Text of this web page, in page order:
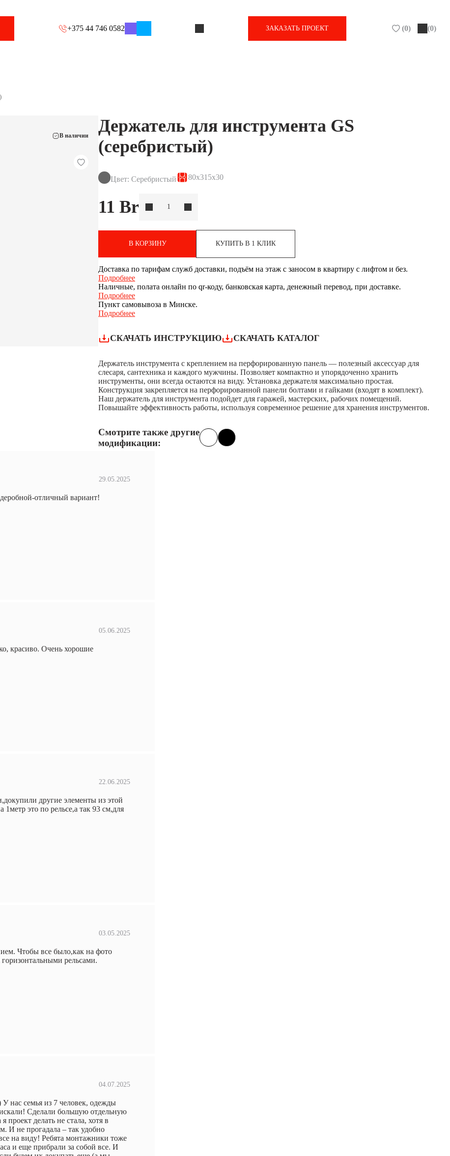
+375 44 746 0582 ЗАКАЗАТЬ ПРОЕКТ (0) (0)
В наличии
Держатель для инструмента GS
(серебристый)
Цвет: Серебристый 80x315x30
11 Br
В КОРЗИНУ КУПИТЬ В 1 КЛИК
Доставка по тарифам служб доставки, подъём на этаж с заносом в квартиру с лифтом и без.
Подробнее
Наличные, полата онлайн по qr-коду, банковская карта, денежный перевод, при доставке.
Подробнее
Пункт самовывоза в Минске.
Подробнее
СКАЧАТЬ ИНСТРУКЦИЮ СКАЧАТЬ КАТАЛОГ
Держатель инструмента с креплением на перфорированную панель — полезный аксессуар для
слесаря, сантехника и каждого мужчины. Позволяет компактно и упорядоченно хранить
инструменты, они всегда остаются на виду. Установка держателя максимально простая.
Конструкция закрепляется на перфорированной панели болтами и гайками (входят в комплект).
Наш держатель для инструмента подойдет для гаражей, мастерских, рабочих помещений.
Повышайте эффективность работы, используя современное решение для хранения инструментов.
Смотрите также другие
модификации:
29.05.2025
отличный вариант!
05.06.2025
красиво. Очень хорошие
22.06.2025
другие элементы из этой
это по рельсе,а так 93 см,для
03.05.2025
Чтобы все было,как на фото
рельсами.
04.07.2025
У нас семья из 7 человек, одежды
Сделали большую отдельную
делать не стала, хотя в
И не прогадала – так удобно
на виду! Ребята монтажники тоже
и еще прибрали за собой все. И